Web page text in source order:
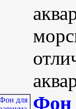
Фон